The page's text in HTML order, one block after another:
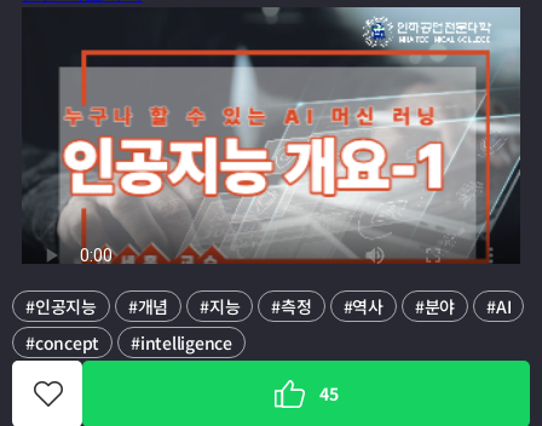
#인공지능 #개념 #지능 #측정 #역사 #분야
#AI
#concept
#intelligence
관
심
강 45